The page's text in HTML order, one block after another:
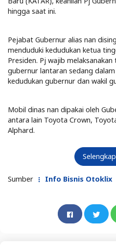
hingga saat ini.
Pejabat Gubernur alias nan
menduduki kedudukan ketua
Presiden. Pj wajib
gubernur lantaran sedang
kedudukan gubernur dan wakil
Mobil dinas nan dipakai oleh
antara lain Toyota Crown,
Alphard.
Sumber Info Bisnis Otoklix